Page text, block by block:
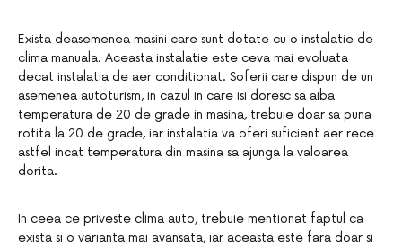
Exista deasemenea masini care sunt dotate cu o instalatie de
clima manuala. Aceasta instalatie este ceva mai evoluata
decat instalatia de aer conditionat. Soferii care dispun de un
asemenea autoturism, in cazul in care isi doresc sa aiba
temperatura de 20 de grade in masina, trebuie doar sa puna
rotita la 20 de grade, iar instalatia va oferi suficient aer rece
astfel incat temperatura din masina sa ajunga la valoarea
dorita.
In ceea ce priveste clima auto, trebuie mentionat faptul ca
exista si o varianta mai avansata, iar aceasta este fara doar si